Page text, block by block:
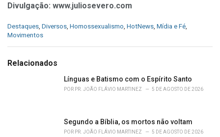
Divulgação: www.juliosevero.com
C
a
g
Destaques Diversos Homossexualismo HotNews Mídia e Fé
Movimentos
Relacionados
Línguas e Batismo com o Espírito Santo
POR PR. JOÃO FLÁVIO MARTINEZ 5 DE AGOSTO DE 2026
Segundo a Bíblia, os mortos não voltam
POR PR. JOÃO FLÁVIO MARTINEZ 5 DE AGOSTO DE 2026